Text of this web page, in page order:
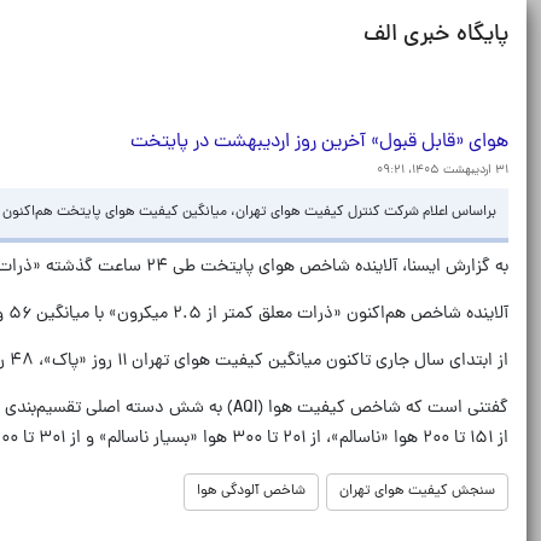
پایگاه خبری الف
هوای «قابل‌ قبول» آخرین روز اردیبهشت در پایتخت
۳۱ اردیبهشت ۱۴۰۵، ۰۹:۲۱
براساس اعلام شرکت کنترل کیفیت هوای تهران، میانگین کیفیت هوای پایتخت هم‌اکنون (۳۱ اردیبهشت) در شرایط «قابل‌ قبول»
به گزارش ایسنا، آلاینده شاخص هوای پایتخت طی ۲۴ ساعت گذشته «ذرات معلق کمتر از ۲.۵میکرون» با میانگین ۶۴ بود و کیفیت هوای پایتخت در وضعیت قابل قبول قرار داشت.
آلاینده شاخص هم‌اکنون «ذرات معلق کمتر از ۲.۵ میکرون» با میانگین ۵۶ و کیفیت هوا در وضعیت قابل‌قبول است.
از ابتدای سال جاری تاکنون میانگین کیفیت هوای تهران ۱۱ روز «پاک»، ۴۸ روز «قابل‌ قبول» و ۲ روز «ناسالم برای گروه‌های حساس» بوده است.
از ۱۵۱ تا ۲۰۰ هوا «ناسالم»، از ۲۰۱ تا ۳۰۰ هوا «بسیار ناسالم» و از ۳۰۱ تا ۵۰۰ شرایط کیفی هوا «خطرناک» است.
سنجش کیفیت هوای تهران شاخص آلودگی هوا